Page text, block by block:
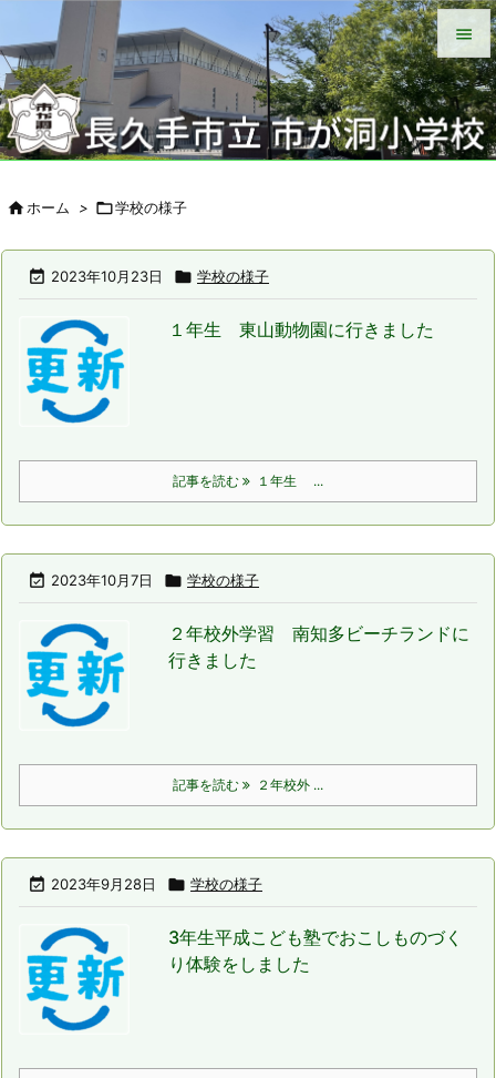


メニュ

サイド


ホーム > 学校の様子
 2023年10月23日  学校の様子
１年生 東山動物園に行きました
記事を読む １年生 ...
 2023年10月7日  学校の様子
２年校外学習 南知多ビーチランドに
行きました
記事を読む ２年校外 ...
 2023年9月28日  学校の様子
3年生平成こども塾でおこしものづく
り体験をしました